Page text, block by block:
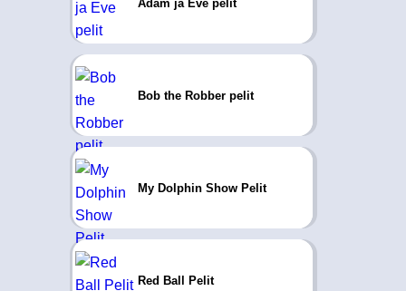
Adam ja Eve pelit
Bob the Robber pelit
My Dolphin Show Pelit
Red Ball Pelit